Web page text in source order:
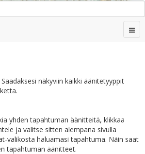
näkyviin kaikki äänitetyyppit
yhden tapahtuman äänitteitä, klikkaa
ja valitse sitten alempana sivulla
valikosta haluamasi tapahtuma. Näin saat
tapahtuman äänitteet.